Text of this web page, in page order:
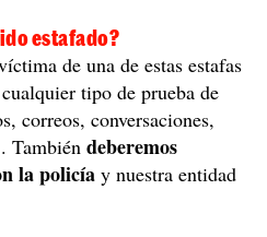
estafado?
de una de estas estafas
tipo de prueba de
correos, conversaciones,
También deberemos
la policía y nuestra entidad